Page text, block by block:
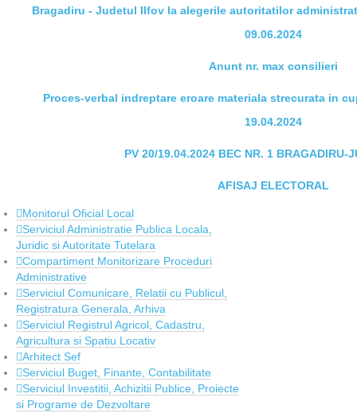
Bragadiru - Judetul Ilfov la alegerile autoritatilor
09.06.2024
Anunt nr. max consilieri
Proces-verbal indreptare eroare materiala strecurata in
19.04.2024
PV 20/19.04.2024 BEC NR. 1 BRAGADIRU-
AFISAJ ELECTORAL
Monitorul Oficial Local
Serviciul Administratie Publica Locala,
Juridic si Autoritate Tutelara
Compartiment Monitorizare Proceduri
Administrative
Serviciul Comunicare, Relatii cu Publicul,
Registratura Generala, Arhiva
Serviciul Registrul Agricol, Cadastru,
Agricultura si Spatiu Locativ
Arhitect Sef
Serviciul Buget, Finante, Contabilitate
Serviciul Investitii, Achizitii Publice, Proiecte
si Programe de Dezvoltare